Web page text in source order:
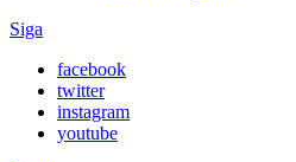
Siga
facebook
twitter
instagram
youtube